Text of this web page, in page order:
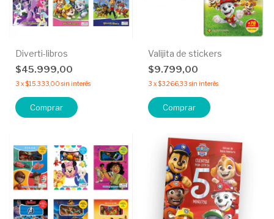
Diverti-libros
$45.999,00
3 x$15.333,00 sin interés
Comprar
Valijita de stickers
$9.799,00
3 x$3.266,33 sin interés
Comprar